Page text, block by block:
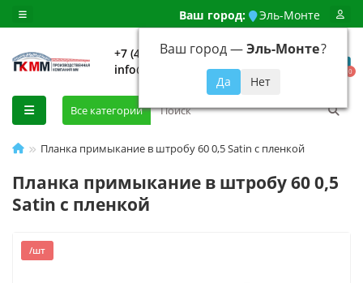
Ваш город: Эль-Монте
Ваш город —Эль-Монте?
+7 (499) 648-92-94
info@evroshtaketnikmoskva.ru
0
Все категории
Планка примыкание в штробу 60 0,5 Satin с пленкой
Планка примыкание в штробу 60 0,5
Satin с пленкой
/шт